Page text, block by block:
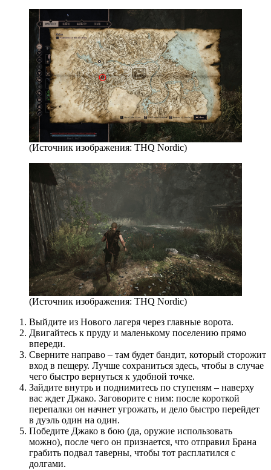
(Источник изображения: THQ Nordic)
(Источник изображения: THQ Nordic)
Выйдите из Нового лагеря через главные ворота.
Двигайтесь к пруду и маленькому поселению прямо
впереди.
Сверните направо – там будет бандит, который сторожит
вход в пещеру. Лучше сохраниться здесь, чтобы в случае
чего быстро вернуться к удобной точке.
Зайдите внутрь и поднимитесь по ступеням – наверху
вас ждет Джако. Заговорите с ним: после короткой
перепалки он начнет угрожать, и дело быстро перейдет
в дуэль один на один.
Победите Джако в бою (да, оружие использовать
можно), после чего он признается, что отправил Брана
грабить подвал таверны, чтобы тот расплатился с
долгами.